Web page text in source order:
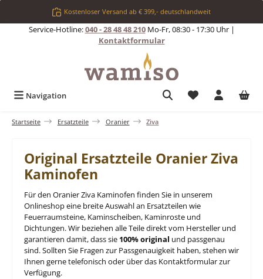
Zum Hauptinhalt springenKostenloser Versand ab € 399,- deutschlandweit
Service-Hotline:040 - 28 48 48 210Mo-Fr, 08:30 - 17:30 Uhr |
Kontaktformular
Navigation Du hast 0
Startseite Ersatzteile Oranier Ziva
Original Ersatzteile Oranier Ziva
Kaminofen
Für den Oranier Ziva Kaminofen finden Sie in unserem
Onlineshop eine breite Auswahl an Ersatzteilen wie
Feuerraumsteine, Kaminscheiben, Kaminroste und
Dichtungen. Wir beziehen alle Teile direkt vom Hersteller und
garantieren damit, dass sie 100% original und passgenau
sind. Sollten Sie Fragen zur Passgenauigkeit haben, stehen wir
Ihnen gerne telefonisch oder über das Kontaktformular zur
Verfügung.